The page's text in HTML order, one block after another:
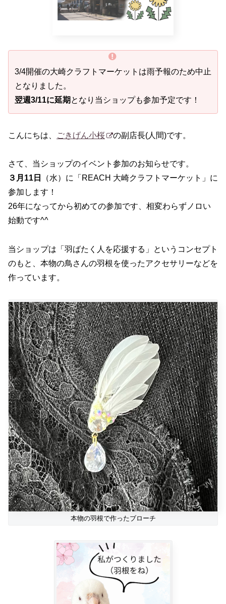
3/4開催の大崎クラフトマーケットは雨予報のため中止
となりました。
翌週3/11に延期 となり当ショップも参加予定です！
こんにちは、 ごきげん小桜 の副店長(人間)です。
さて、当ショップのイベント参加のお知らせです。
３月11日
（水）に「REACH 大崎クラフトマーケット」に
参加します！
26年になってから初めての参加です、相変わらずノロい
始動です^^
当ショップは「羽ばたく人を応援する」というコンセプト
のもと、本物の鳥さんの羽根を使ったアクセサリーなどを
作っています。
本物の羽根で作ったブローチ